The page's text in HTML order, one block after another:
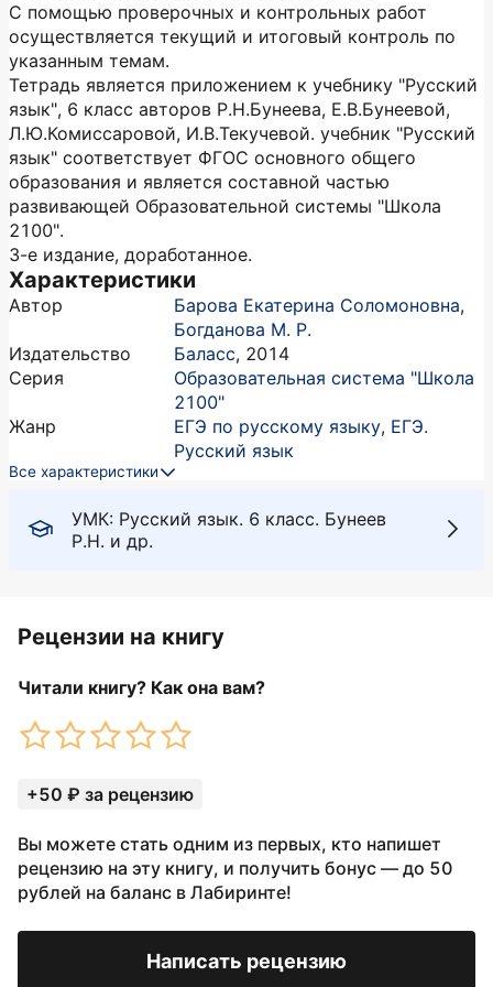
УМК: Русский язык. 6 класс. Бунеев
Р.Н. и др.
С помощью проверочных и контрольных работ
осуществляется текущий и итоговый контроль по
указанным темам.
Тетрадь является приложением к учебнику "Русский
язык", 6 класс авторов Р.Н.Бунеева, Е.В.Бунеевой,
Л.Ю.Комиссаровой, И.В.Текучевой. учебник "Русский
язык" соответствует ФГОС основного общего
образования и является составной частью
развивающей Образовательной системы "Школа
2100".
3-е издание, доработанное.
Характеристики
Автор Барова Екатерина Соломоновна,
Богданова М. Р.
Издательство
Баласс, 2014
Серия
Образовательная система "Школа
2100"
Жанр
ЕГЭ по русскому языку, ЕГЭ.
Русский язык
Все характеристики
Рецензии на книгу
Читали книгу? Как она вам?
+50 ₽ за рецензию
Вы можете стать одним из первых, кто напишет
рецензию на эту книгу, и получить бонус — до 50
рублей на баланс в Лабиринте!
Написать рецензию